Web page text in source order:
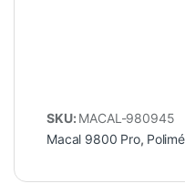
SKU: MACAL-980945
Macal 9800 Pro,